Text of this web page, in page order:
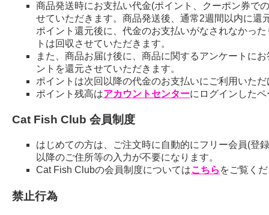
商品発送時にお支払い代金(ポイント、クーポン券で
せていただきます。商品発送後、通常2週間以内に還
ポイント還元後に、代金のお支払いがなされなかっ
トは回収させていただきます。
また、商品お届け後に、商品に関するアンケートに
ントを還元させていただきます。
ポイントは次回以降の代金のお支払いにご利用いた
ポイント残高はアカウントセンターにログインした
Cat Fish Club 会員制度
はじめての方は、ご注文時に自動的にフリー会員(登
以降のご住所等の入力が不要になります。
Cat Fish Clubの会員制度についてはこちら をご覧く
禁止行為